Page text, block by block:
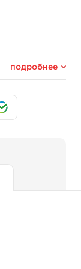
подробнее